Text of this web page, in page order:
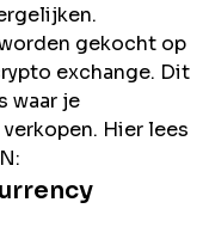
gekocht op
exchange. Dit
waar je
Hier lees
: